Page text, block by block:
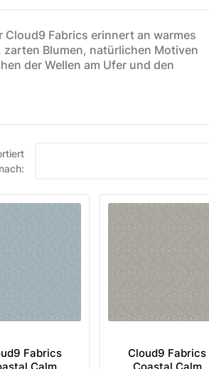
Stoffpanel
Moda Fabrics Christmas
Moda Fabrics Merrymaking
Moda Fabrics Christmas
Morning
Fabrics erinnert an warmes
Blumen, natürlichen Motiven
der Wellen am Ufer und den
nach:
Fabrics
Cloud9 Fabrics